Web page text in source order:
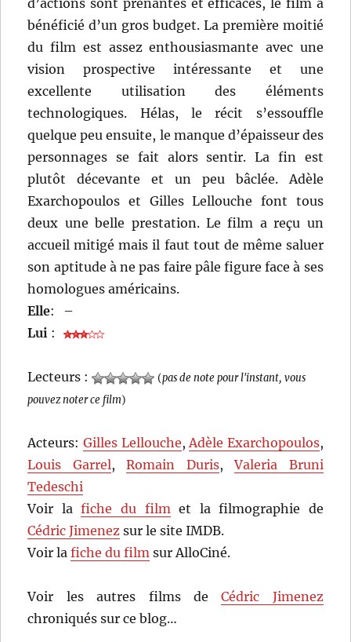
d’actions sont prenantes et efficaces, le film a
bénéficié d’un gros budget. La première moitié
du film est assez enthousiasmante avec une
vision prospective intéressante et une
excellente utilisation des éléments
technologiques. Hélas, le récit s’essouffle
quelque peu ensuite, le manque d’épaisseur des
personnages se fait alors sentir. La fin est
plutôt décevante et un peu bâclée. Adèle
Exarchopoulos et Gilles Lellouche font tous
deux une belle prestation. Le film a reçu un
accueil mitigé mais il faut tout de même saluer
son aptitude à ne pas faire pâle figure face à ses
homologues américains.
Elle:
–
Lui :
Lecteurs : (pas de note pour l'instant, vous
pouvez noter ce film)
Acteurs: Gilles Lellouche,Adèle Exarchopoulos,
Louis Garrel,Romain Duris,Valeria Bruni
Tedeschi
Voir lafiche du filmet la filmographie de
Cédric Jimenez sur le site IMDB.
Voir lafiche du film sur AlloCiné.
Voir les autres films deCédric Jimenez
chroniqués sur ce blog…